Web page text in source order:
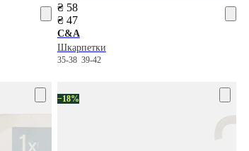
₴ 58
₴ 47
C&A
Шкарпетки
35-38 39-42
−18%